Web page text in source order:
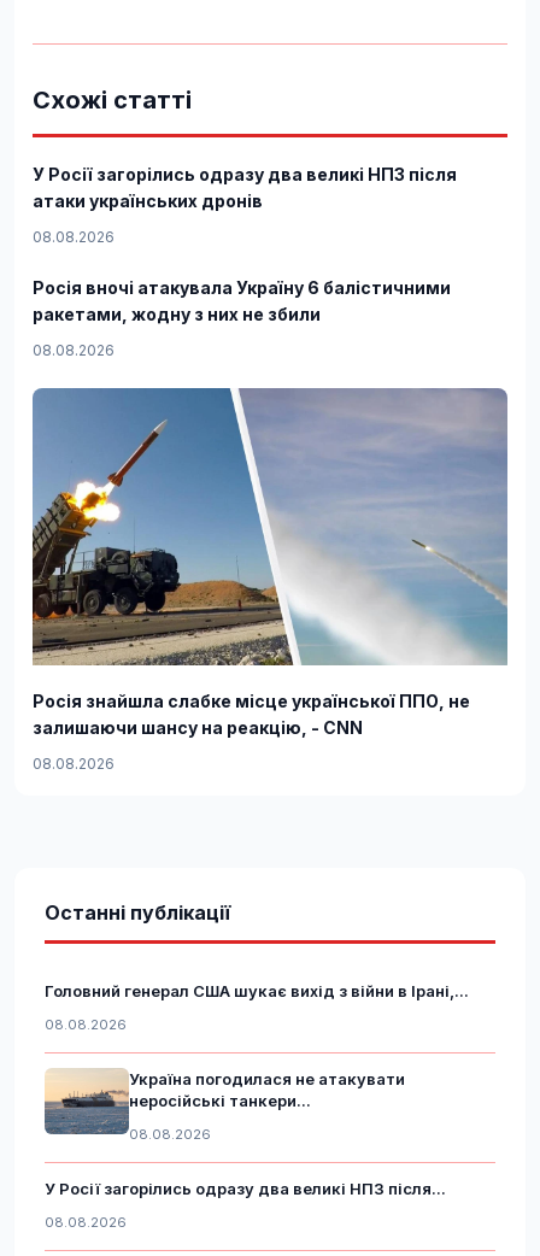
Схожі статті
У Росії загорілись одразу два великі НПЗ після
атаки українських дронів
08.08.2026
Росія вночі атакувала Україну 6 балістичними
ракетами, жодну з них не збили
08.08.2026
Росія знайшла слабке місце української ППО, не
залишаючи шансу на реакцію, - CNN
08.08.2026
Останні публікації
Головний генерал США шукає вихід з війни в Ірані,...
08.08.2026
Україна погодилася не атакувати
неросійські танкери...
08.08.2026
У Росії загорілись одразу два великі НПЗ після...
08.08.2026